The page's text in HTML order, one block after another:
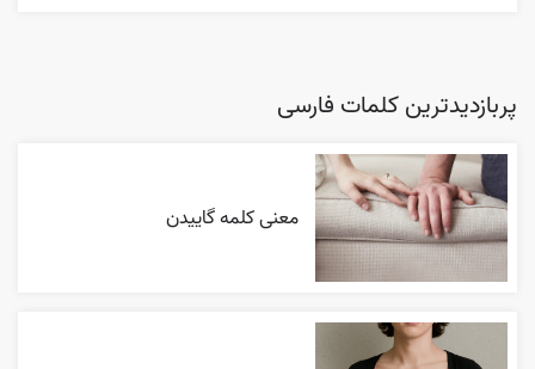
پربازدیدترین کلمات فارسی
معنی کلمه گاییدن